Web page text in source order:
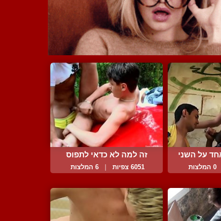
על השני
0 המלצות
זה למה לא כדאי לתפוס
טרמ...
6051 צפיות 6 המלצות